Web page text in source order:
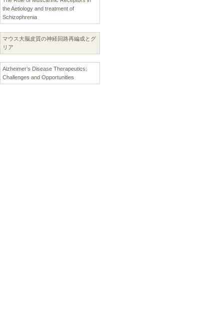
the Aetiology and treatment of
Schizophrenia
マウス大脳皮質の神経回路再編成とグ
リア
Alzheimer’s Disease Therapeutics:
Challenges and Opportunities